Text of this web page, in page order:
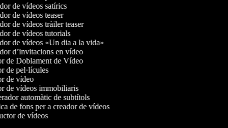
de vídeos satírics
de vídeos teaser
de vídeos tràiler teaser
de vídeos tutorials
de vídeos «Un dia a la vida»
d’invitacions en vídeo
de Doblament de Vídeo
de pel·lícules
de vídeo
de vídeos immobiliaris
automàtic de subtítols
de fons per a creador de vídeos
de vídeos